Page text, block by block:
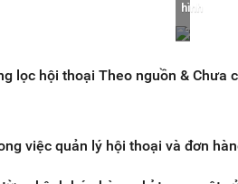
hình
lọc hội thoại Theo nguồn & Chưa
việc quản lý hội thoại và đơn